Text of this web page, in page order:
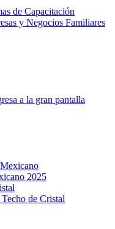
de Capacitación
y Negocios Familiares
a la gran pantalla
2025
de Cristal